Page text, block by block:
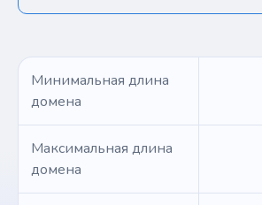
Минимальная длина
домена
Максимальная длина
домена